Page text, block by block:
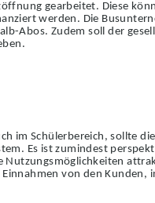
gearbeitet. Diese
werden. Die Busunter
Abos. Zudem soll der gesell
im Schülerbereich, sollte
Es ist zumindest
von den Kunden,